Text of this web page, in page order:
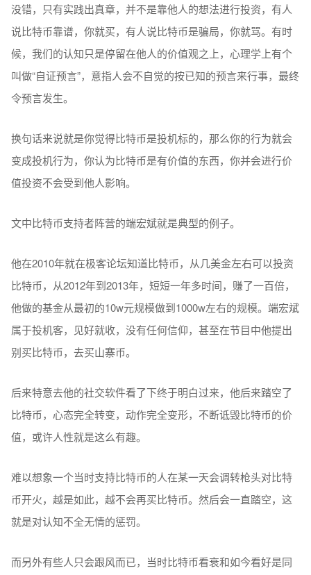
没错，只有实践出真章，并不是靠他人的想法进行投资，有人
说比特币靠谱，你就买，有人说比特币是骗局，你就骂。有时
候，我们的认知只是停留在他人的价值观之上，心理学上有个
叫做“自证预言”，意指人会不自觉的按已知的预言来行事，最终
令预言发生。
换句话来说就是你觉得比特币是投机标的，那么你的行为就会
变成投机行为，你认为比特币是有价值的东西，你并会进行价
值投资不会受到他人影响。
文中比特币支持者阵营的端宏斌就是典型的例子。
他在2010年就在极客论坛知道比特币，从几美金左右可以投资
比特币，从2012年到2013年，短短一年多时间，赚了一百倍，
他做的基金从最初的10w元规模做到1000w左右的规模。端宏斌
属于投机客，见好就收，没有任何信仰，甚至在节目中他提出
别买比特币，去买山寨币。
后来特意去他的社交软件看了下终于明白过来，他后来踏空了
比特币，心态完全转变，动作完全变形，不断诋毁比特币的价
值，或许人性就是这么有趣。
难以想象一个当时支持比特币的人在某一天会调转枪头对比特
币开火，越是如此，越不会再买比特币。然后会一直踏空，这
就是对认知不全无情的惩罚。
而另外有些人只会跟风而已，当时比特币看衰和如今看好是同